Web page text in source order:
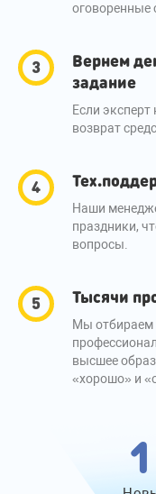
оговоренные
Вернем
задание
Если эксперт
возврат
Наши
праздники,
вопросы.
Тысячи
Мы отбираем
высшее
«хорошо» и